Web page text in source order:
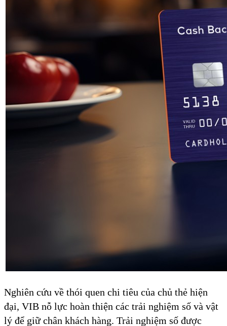
Nghiên cứu về thói quen chi tiêu của chủ thẻ hiện
đại, VIB nỗ lực hoàn thiện các trải nghiệm số và vật
lý để giữ chân khách hàng. Trải nghiệm số được